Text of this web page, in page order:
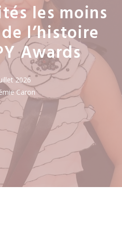
les moins
l’histoire
Awards
2026
Caron